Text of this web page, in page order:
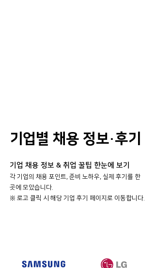
기업별 채용 정보·후기
기업 채용 정보 & 취업 꿀팁 한눈에 보기
각 기업의 채용 포인트, 준비 노하우, 실제 후기를 한
곳에 모았습니다.
​※ 로고 클릭 시 해당 기업 후기 페이지로 이동합니다.